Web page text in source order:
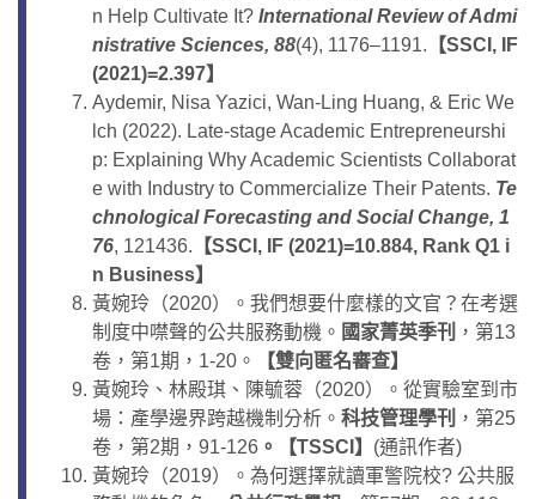
n Help Cultivate It? International Review of Admi
nistrative Sciences, 88(4), 1176–1191. 【SSCI, IF
(2021)=2.397】
Aydemir, Nisa Yazici, Wan-Ling Huang, & Eric We
lch (2022). Late-stage Academic Entrepreneurshi
p: Explaining Why Academic Scientists Collaborat
e with Industry to Commercialize Their Patents. Te
chnological Forecasting and Social Change, 1
76, 121436. 【SSCI, IF (2021)=10.884, Rank Q1 i
n Business】
黃婉玲（2020）。我們想要什麼樣的文官？在考選
制度中噤聲的公共服務動機。 國家菁英季刊 ，第13
卷，第1期，1-20。
【雙向匿名審查】
黃婉玲、林殿琪、陳毓蓉（2020）。從實驗室到市
場：產學邊界跨越機制分析。 科技管理學刊 ，第25
卷，第2期，91-126 。 【TSSCI 】 (通訊作者)
黃婉玲（2019）。為何選擇就讀軍警院校? 公共服